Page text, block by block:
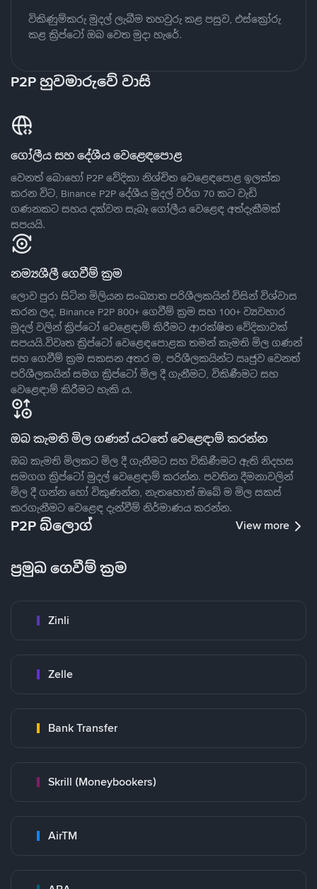
විකිණුම්කරු මුදල් ලැබීම තහවුරු කළ පසුව, එස්ක්‍රෝරු
කළ ක්‍රිප්ටෝ ඔබ වෙත මුදා හැරේ.
P2P හුවමාරුවේ වාසි
ගෝලීය සහ දේශීය වෙළෙඳපොළ
වෙනත් බොහෝ P2P වේදිකා නිශ්චිත වෙළෙඳපොළ ඉලක්ක
කරන විට, Binance P2P දේශීය මුදල් වර්ග 70 කට වැඩි
ගණනකට සහය දක්වන සැබෑ ගෝලීය වෙළෙඳ අත්දැකීමක්
සපයයි.
නම්‍යශීලී ගෙවීම් ක්‍රම
ලොව පුරා සිටින මිලියන සංඛ්‍යාත පරිශීලකයින් විසින් විශ්වාස
කරන ලද, Binance P2P 800+ ගෙවීම් ක්‍රම සහ 100+ ව්‍යවහාර
මුදල් වලින් ක්‍රිප්ටෝ වෙළෙඳාම් කිරීමට ආරක්ෂිත වේදිකාවක්
සපයයි.විවෘත ක්‍රිප්ටෝ වෙළෙඳපොළක තමන් කැමති මිල ගණන්
සහ ගෙවීම් ක්‍රම සකසන අතර ම, පරිශීලකයින්ට ඍජුව වෙනත්
පරිශීලකයින් සමග ක්‍රිප්ටෝ මිල දී ගැනීමට, විකිණීමට සහ
වෙළෙඳාම් කිරීමට හැකි ය.
ඔබ කැමති මිල ගණන් යටතේ වෙළෙඳාම් කරන්න
ඔබ කැමති මිලකට මිල දී ගැනීමට සහ විකිණීමට ඇති නිදහස
සමගග ක්‍රිප්ටෝ මුදල් වෙළෙඳාම් කරන්න. පවතින දීමනාවලින්
මිල දී ගන්න හෝ විකුණන්න, නැතහොත් ඔබේ ම මිල සකස්
කරගැනීමට වෙළෙඳ දැන්වීම් නිර්මාණය කරන්න.
P2P බ්ලොග් View more
ප්‍රමුඛ ගෙවීම් ක්‍රම
Zinli
Zelle
Bank Transfer
Skrill (Moneybookers)
AirTM